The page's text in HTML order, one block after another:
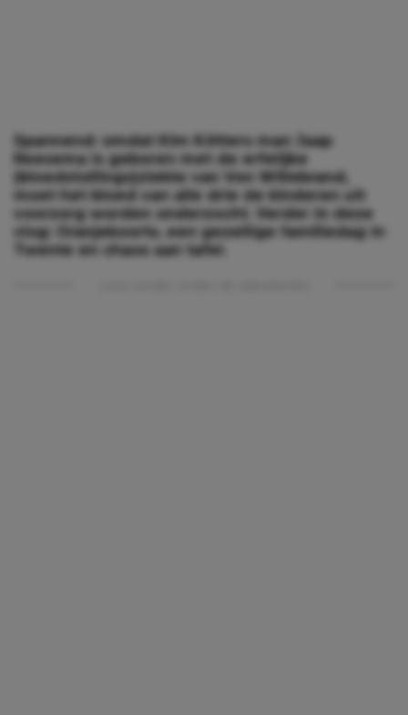
Spannend: omdat Kim Kötters man Jaap
Reesema is geboren met de erfelijke
(bloedstollings)ziekte van Von Willebrand,
moet het bloed van alle drie de kinderen uit
voorzorg worden onderzocht. Verder in deze
vlog: Oranjekoorts, een gezellige familiedag in
Twente en chaos aan tafel.